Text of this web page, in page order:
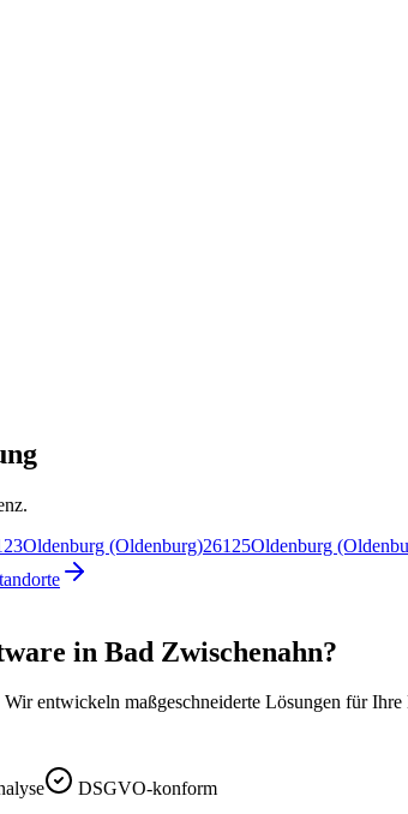
Oldenburg (Oldenburg)26125Oldenburg
in Bad Zwischenahn?
entwickeln maßgeschneiderte Lösungen für
DSGVO-konform